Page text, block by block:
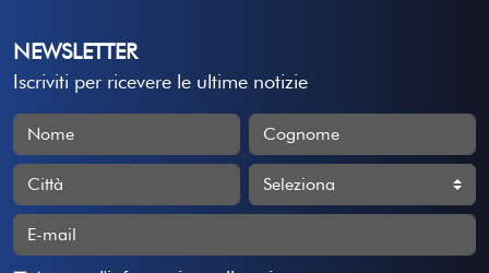
NEWSLETTER
Iscriviti per ricevere le ultime notizie